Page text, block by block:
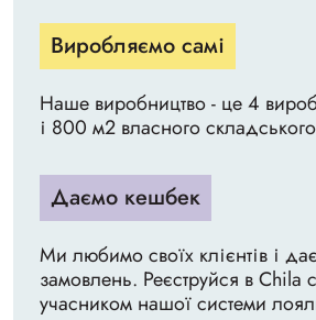
Виробляємо самі
Наше виробництво - це 4
і 800 м2 власного
Даємо кешбек
Ми любимо своїх клієнтів і
замовлень. Реєструйся в Chila
учасником нашої системи